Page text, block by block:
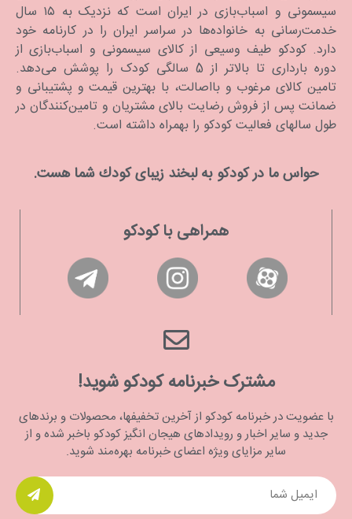
سیسمونی و اسباب‌بازی در ایران است که نزدیک به ۱۵ سال
خدمت‌رسانی به خانواده‌ها در سراسر ایران را در کارنامه خود
دارد. كودكو طیف وسیعی از کالای سیسمونی و اسباب‌بازی از
دوره بارداری تا بالاتر از 5 سالگی کودک را پوشش می‌دهد.
تامین کالای مرغوب و بااصالت، با بهترین قیمت و پشتیبانی و
ضمانت پس از فروش رضایت بالای مشتریان و تامین‌کنندگان در
طول سالهای فعالیت کودکو را بهمراه داشته است.
حواس ما در كودكو به لبخند زیبای كودك شما هست.
همراهی با کودکو
مشترک خبرنامه کودکو شوید!
با عضویت در خبرنامه کودکو از آخرین تخفیفها، محصولات و برندهای
جدید و سایر اخبار و رویدادهای هیجان انگیز کودکو باخبر شده و از
سایر مزایای ویژه اعضای خبرنامه بهره‌مند شوید.